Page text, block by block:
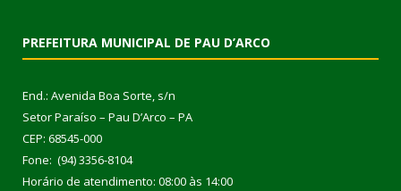
PREFEITURA MUNICIPAL DE PAU D’ARCO
End.: Avenida Boa Sorte, s/n
Setor Paraíso – Pau D’Arco – PA
CEP: 68545-000
Fone: (94) 3356-8104
Horário de atendimento: 08:00 às 14:00